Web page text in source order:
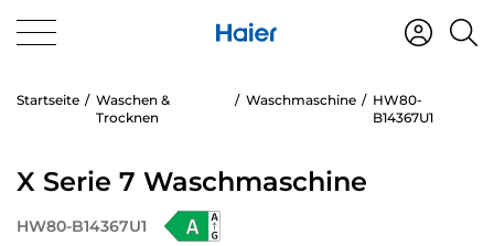
Startseite
Waschen &
Trocknen
Waschmaschine
HW80-
B14367U1
X Serie 7 Waschmaschine
HW80-B14367U1